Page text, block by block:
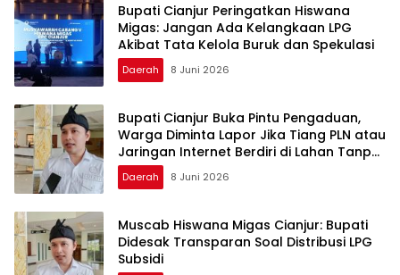
Bupati Cianjur Peringatkan Hiswana
Migas: Jangan Ada Kelangkaan LPG
Akibat Tata Kelola Buruk dan Spekulasi
Daerah 8 Juni 2026
Bupati Cianjur Buka Pintu Pengaduan,
Warga Diminta Lapor Jika Tiang PLN atau
Jaringan Internet Berdiri di Lahan Tanpa
Persetujuan
Daerah 8 Juni 2026
Muscab Hiswana Migas Cianjur: Bupati
Didesak Transparan Soal Distribusi LPG
Subsidi